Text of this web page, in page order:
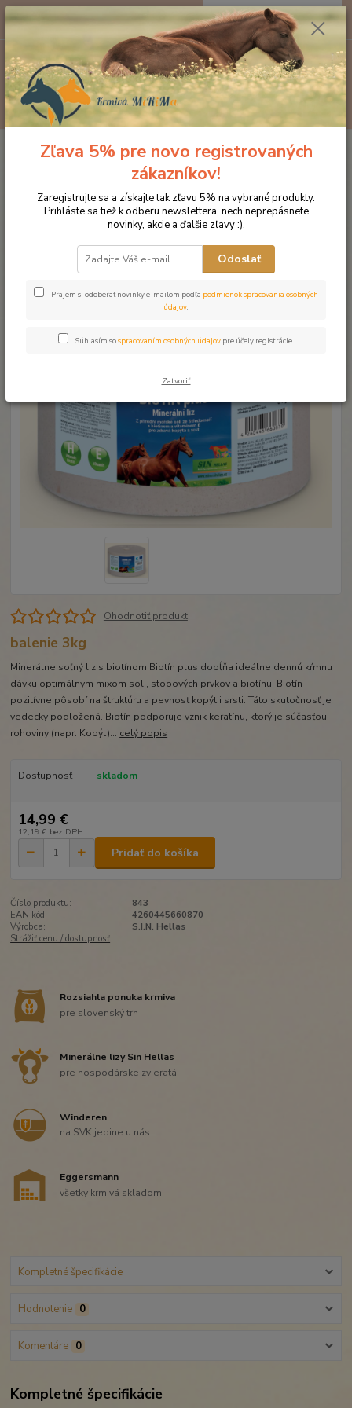
Menu
0ks
za0 €
Doplnky výživy Lizy
Biotin plus, minerálny liz s biotínom a
vitamínom E
Biotin plus, minerálny liz s
biotínom a vitamínom E
Ohodnotiť produkt
balenie 3kg
Minerálne soľný liz s biotínom Biotín plus dopĺňa ideálne dennú kŕmnu
dávku optimálnym mixom soli, stopových prvkov a biotínu. Biotín
pozitívne pôsobí na štruktúru a pevnosť kopýt i srsti. Táto skutočnosť je
vedecky podložená. Biotín podporuje vznik keratínu, ktorý je súčasťou
rohoviny (napr. Kopýt)... celý popis
Dostupnosť skladom
14,99 €
12,19 € bez DPH
Pridať do košíka
Číslo produktu:
843
EAN kód:
4260445660870
Výrobca:
S.I.N. Hellas
Strážiť cenu / dostupnosť
Rozsiahla ponuka krmiva
pre slovenský trh
Minerálne lizy Sin Hellas
pre hospodárske zvieratá
Winderen
na SVK jedine u nás
Eggersmann
všetky krmivá skladom
Kompletné špecifikácie
Hodnotenie 0
Komentáre 0
Kompletné špecifikácie
Zľava 5% pre novo registrovaných
zákazníkov!
Zaregistrujte sa a získajte tak zľavu 5% na vybrané produkty.
Prihláste sa tiež k odberu newslettera, nech neprepásnete
novinky, akcie a ďalšie zľavy :).
Odoslať
Prajem si odoberať novinky e-mailom podľa podmienok spracovania osobných
údajov.
Súhlasím sospracovaním osobných údajov pre účely registrácie.
Zatvoriť